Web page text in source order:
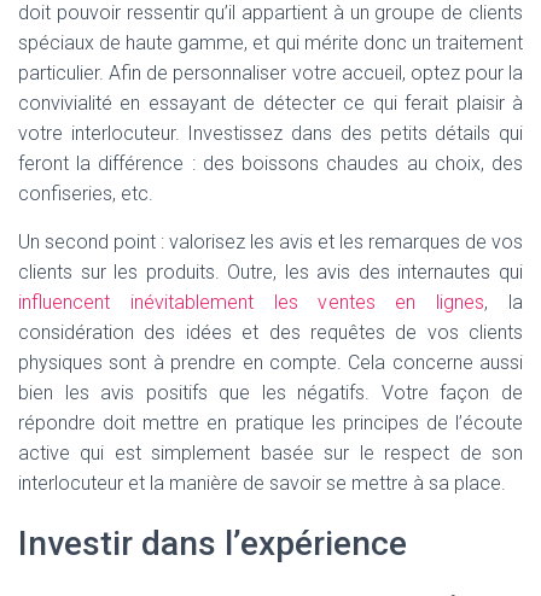
doit pouvoir ressentir qu’il appartient à un groupe de clients
spéciaux de haute gamme, et qui mérite donc un traitement
particulier. Afin de personnaliser votre accueil, optez pour la
convivialité en essayant de détecter ce qui ferait plaisir à
votre interlocuteur. Investissez dans des petits détails qui
feront la différence : des boissons chaudes au choix, des
confiseries, etc.
Un second point : valorisez les avis et les remarques de vos
clients sur les produits. Outre, les avis des internautes qui
influencent inévitablement les ventes en lignes, la
considération des idées et des requêtes de vos clients
physiques sont à prendre en compte. Cela concerne aussi
bien les avis positifs que les négatifs. Votre façon de
répondre doit mettre en pratique les principes de l’écoute
active qui est simplement basée sur le respect de son
interlocuteur et la manière de savoir se mettre à sa place.
Investir dans l’expérience